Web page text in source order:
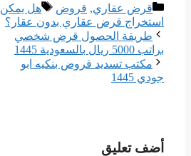
التصنيفات
قرض عقاري, قروض الوسوم
هل يمكن
استخراج قرض عقاري بدون عقار؟
طريقة الحصول قرض شخصي
براتب 5000 ريال بالسعودية 1445
مكتب تسديد قروض بنكيه ابو
جودي 1445
أضف تعليق